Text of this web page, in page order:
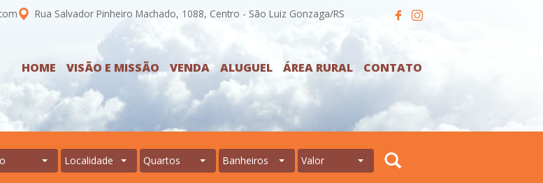
Rua Salvador Pinheiro Machado, 1088, Centro - São Luiz Gonzaga/RS
HOME VISÃO E MISSÃO VENDA ALUGUEL ÁREA RURAL CONTATO